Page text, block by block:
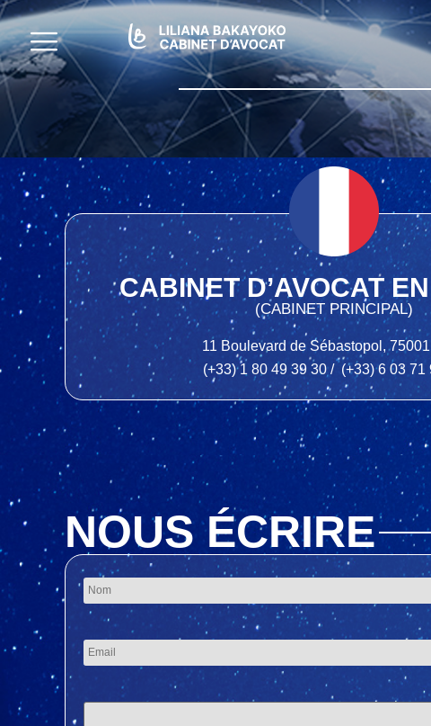
CABINET D’AVOCAT
(CABINET PRINCIPAL)
11 Boulevard de Sébastopol,
(+33) 1 80 49 39 30 / (+33) 6 03 71
NOUS ÉCRIRE